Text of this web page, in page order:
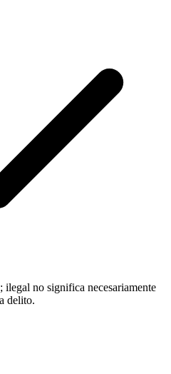
no significa necesariamente
delito.